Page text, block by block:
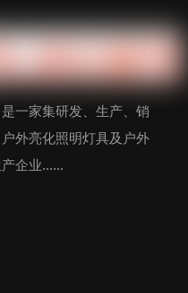
一家集研发、生产、销
外亮化照明灯具及户外
企业......